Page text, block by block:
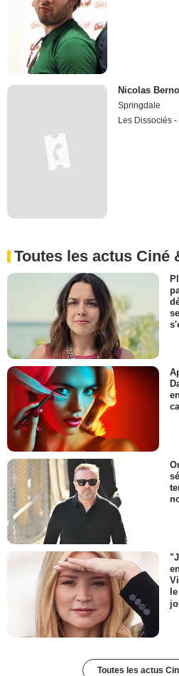
Nicolas Berno
Springdale
Les Dissociés
Toutes les actus Ciné
Toutes les actus